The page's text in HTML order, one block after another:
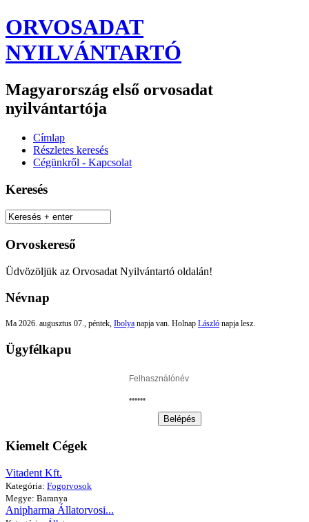
ORVOSADAT
NYILVÁNTARTÓ
Magyarország első orvosadat
nyilvántartója
Címlap
Részletes keresés
Cégünkről - Kapcsolat
Keresés
Orvoskereső
Üdvözöljük az Orvosadat Nyilvántartó oldalán!
Névnap
Ma 2026. augusztus 07., péntek, Ibolya napja van. Holnap László napja lesz.
Ügyfélkapu
Belépés
Kiemelt Cégek
Vitadent Kft.
Kategória: Fogorvosok
Megye: Baranya
Anipharma Állatorvosi...